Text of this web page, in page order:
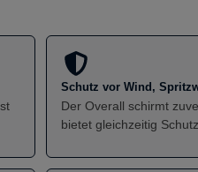
Schutz vor Wind,
Der Overall schirmt
bietet gleichzeitig